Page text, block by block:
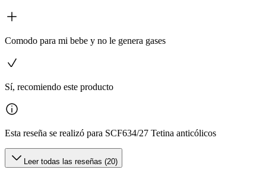
Comodo para mi bebe y no le genera gases
Sí, recomiendo este producto
Esta reseña se realizó para SCF634/27 Tetina anticólicos
Leer todas las reseñas (20)